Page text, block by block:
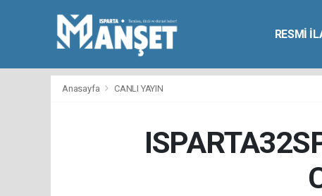
RESMİ
Anasayfa CANLI YAYIN